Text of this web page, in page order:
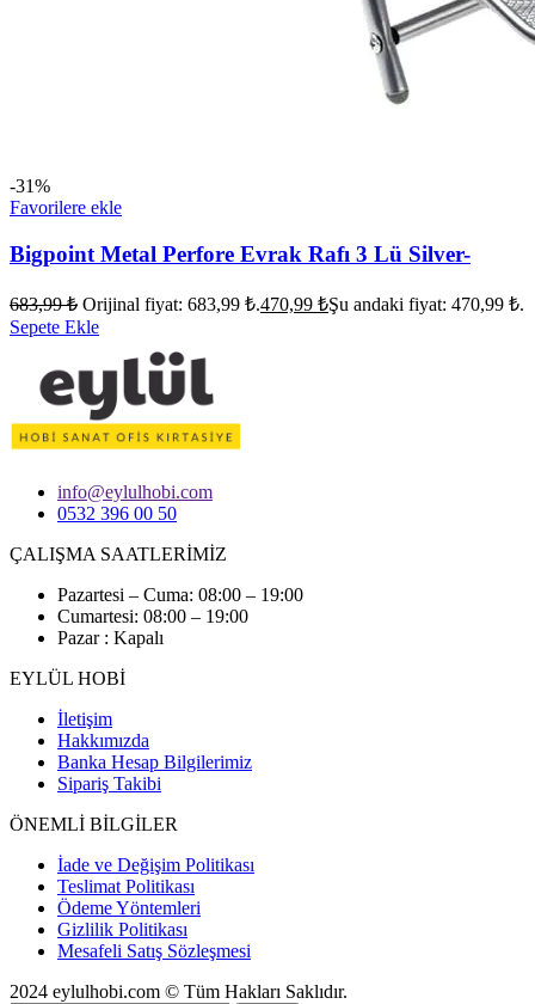
-31%
Favorilere ekle
Bigpoint Metal Perfore Evrak Rafı 3 Lü Silver-
683,99₺ Orijinal fiyat: 683,99 ₺.470,99 ₺Şu andaki fiyat: 470,99 ₺.
Sepete Ekle
info@eylulhobi.com
0532 396 00 50
ÇALIŞMA SAATLERİMİZ
Pazartesi – Cuma: 08:00 – 19:00
Cumartesi: 08:00 – 19:00
Pazar : Kapalı
EYLÜL HOBİ
İletişim
Hakkımızda
Banka Hesap Bilgilerimiz
Sipariş Takibi
ÖNEMLİ BİLGİLER
İade ve Değişim Politikası
Teslimat Politikası
Ödeme Yöntemleri
Gizlilik Politikası
Mesafeli Satış Sözleşmesi
2024 eylulhobi.com © Tüm Hakları Saklıdır.